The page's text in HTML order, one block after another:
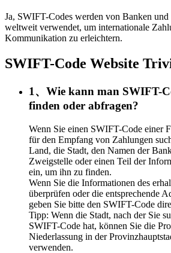
Ja, SWIFT-Codes werden von Banken
weltweit verwendet, um internationale
Kommunikation zu erleichtern.
SWIFT-Code Website
1、Wie kann man SWIFT-
finden oder abfragen?
Wenn Sie einen SWIFT-Code einer
für den Empfang von Zahlungen
Land, die Stadt, den Namen der
Zweigstelle oder einen Teil der
ein, um ihn zu finden.
Wenn Sie die Informationen des
überprüfen oder die entsprechende
geben Sie bitte den SWIFT-Code
Tipp: Wenn die Stadt, nach der Sie
SWIFT-Code hat, können Sie die
Niederlassung in der
verwenden.